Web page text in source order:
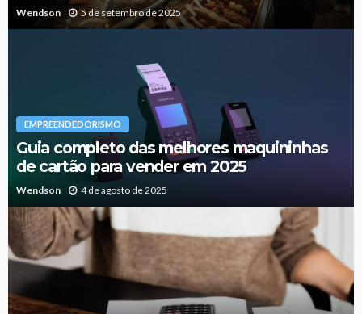
Wendson 5 de setembro de 2025
EMPREENDEDORISMO
Guia completo das melhores maquininhas
de cartão para vender em 2025
Wendson 4 de agosto de 2025